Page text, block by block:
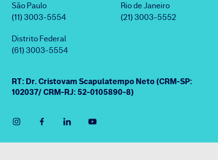
São Paulo
(11) 3003-5554
Rio de Janeiro
(21) 3003-5552
Distrito Federal
(61) 3003-5554
RT: Dr. Cristovam Scapulatempo Neto (CRM-SP:
102037/ CRM-RJ: 52-0105890-8)